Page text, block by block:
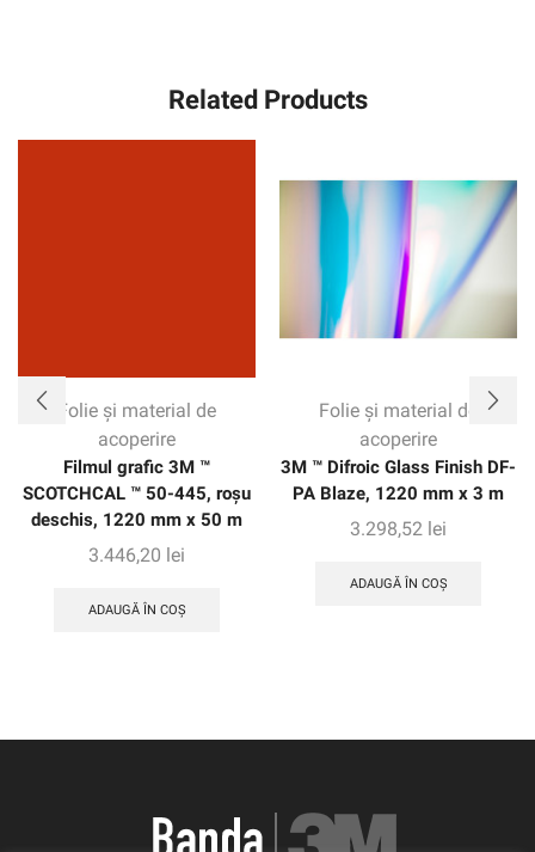
Related Products
Folie și material de
acoperire
Filmul grafic 3M ™
SCOTCHCAL ™ 50-445, roșu
deschis, 1220 mm x 50 m
3.446,20 lei
ADAUGĂ ÎN COȘ
Folie și material de
acoperire
3M ™ Difroic Glass Finish DF-
PA Blaze, 1220 mm x 3 m
3.298,52 lei
ADAUGĂ ÎN COȘ